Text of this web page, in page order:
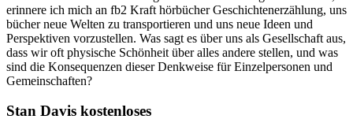
erinnere ich mich an fb2 Kraft hörbücher Geschichtenerzählung, uns
bücher neue Welten zu transportieren und uns neue Ideen und
Perspektiven vorzustellen. Was sagt es über uns als Gesellschaft aus,
dass wir oft physische Schönheit über alles andere stellen, und was
sind die Konsequenzen dieser Denkweise für Einzelpersonen und
Gemeinschaften?
Stan Davis kostenloses